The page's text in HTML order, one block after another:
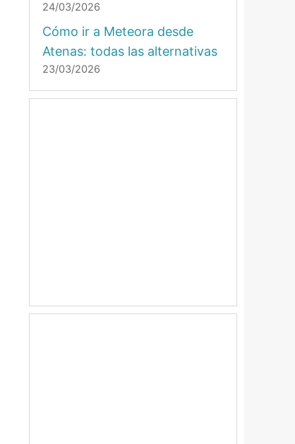
24/03/2026
Cómo ir a Meteora desde
Atenas: todas las alternativas
23/03/2026